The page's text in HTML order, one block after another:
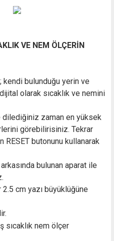
VE NEM ÖLÇERİN
bulunduğu yerin ve
olarak sıcaklık ve nemini
dilediğiniz zaman en yüksek
görebilirisiniz. Tekrar
RESET butonunu kullanarak
bulunan aparat ile
cm yazı büyüklüğüne